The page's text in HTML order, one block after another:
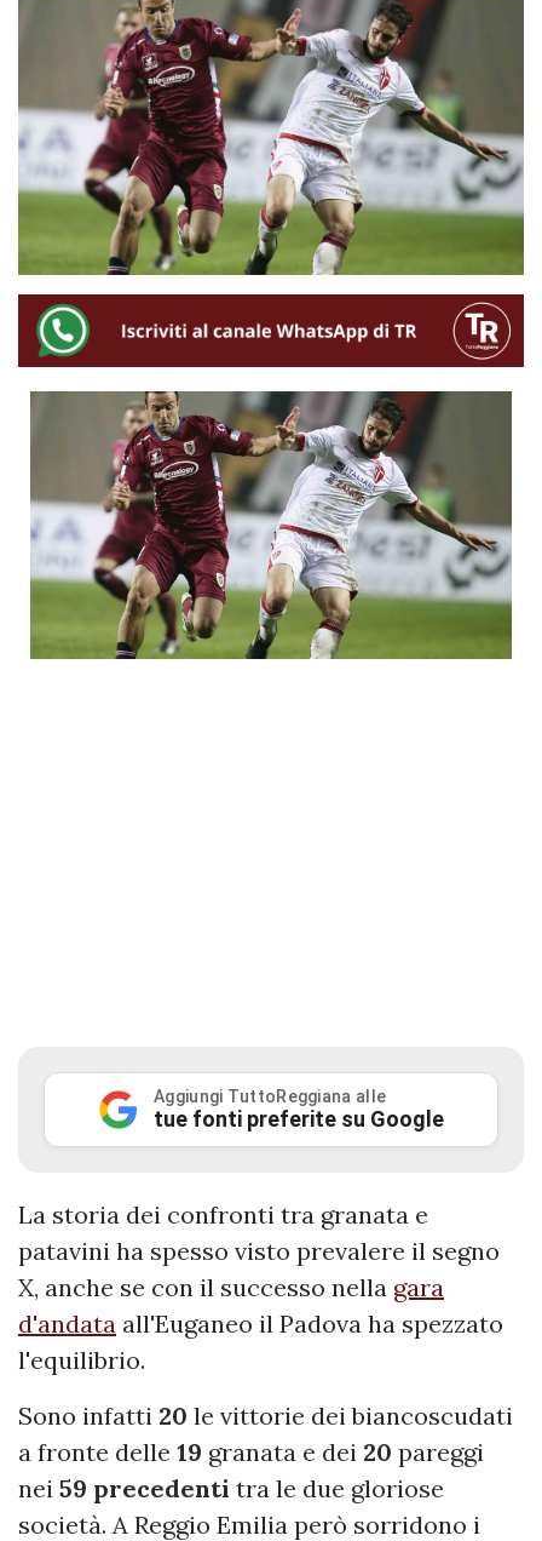
Aggiungi TuttoReggiana alle
tue fonti preferite su Google
La storia dei confronti tra granata e
patavini ha spesso visto prevalere il segno
X, anche se con il successo nella gara
d'andata all'Euganeo il Padova ha spezzato
l'equilibrio.
Sono infatti 20 le vittorie dei biancoscudati
a fronte delle 19 granata e dei 20 pareggi
nei 59 precedenti tra le due gloriose
società. A Reggio Emilia però sorridono i